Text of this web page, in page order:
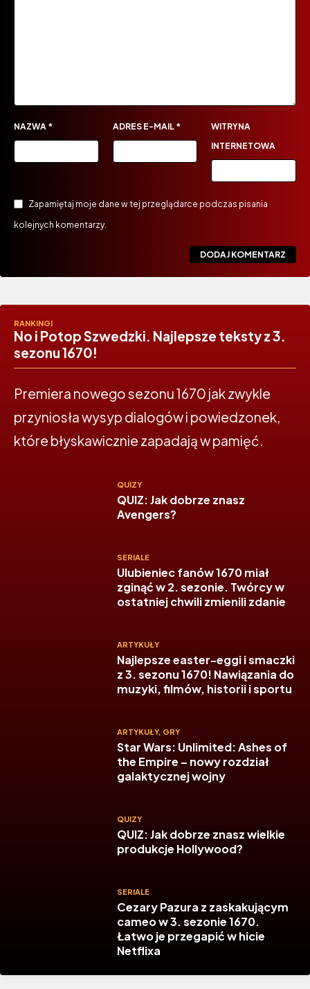
NAZWA * ADRES E-MAIL *
WITRYNA
INTERNETOWA
Zapamiętaj moje dane w tej przeglądarce podczas pisania
kolejnych komentarzy.
RANKINGI
No i Potop Szwedzki. Najlepsze teksty z 3.
sezonu 1670!
Premiera nowego sezonu 1670 jak zwykle
przyniosła wysyp dialogów i powiedzonek,
które błyskawicznie zapadają w pamięć.
QUIZY
QUIZ: Jak dobrze znasz
Avengers?
SERIALE
Ulubieniec fanów 1670 miał
zginąć w 2. sezonie. Twórcy w
ostatniej chwili zmienili zdanie
ARTYKUŁY
Najlepsze easter-eggi i smaczki
z 3. sezonu 1670! Nawiązania do
muzyki, filmów, historii i sportu
ARTYKUŁY, GRY
Star Wars: Unlimited: Ashes of
the Empire – nowy rozdział
galaktycznej wojny
QUIZY
QUIZ: Jak dobrze znasz wielkie
produkcje Hollywood?
SERIALE
Cezary Pazura z zaskakującym
cameo w 3. sezonie 1670.
Łatwo je przegapić w hicie
Netflixa